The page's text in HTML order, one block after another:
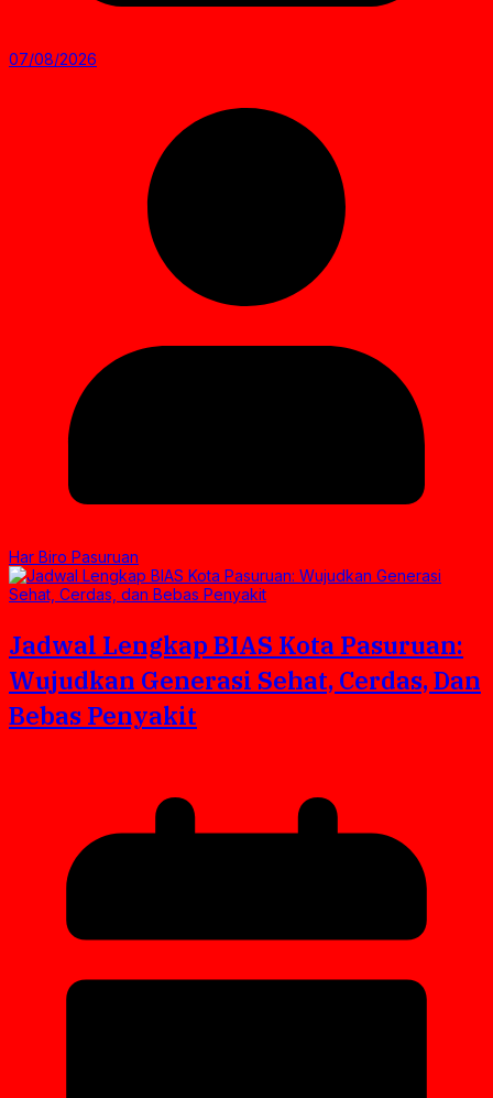
07/08/2026
Har Biro Pasuruan
Jadwal Lengkap BIAS Kota Pasuruan:
Wujudkan Generasi Sehat, Cerdas, Dan
Bebas Penyakit